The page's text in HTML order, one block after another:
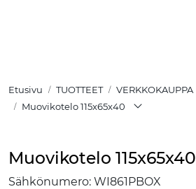
Etusivu TUOTTEET
VERKKOKAUPPA
Muovikotelo 115x65x40
Muovikotelo 115x65x40
Sähkönumero: WI861PBOX
RATKAISUT
YHTEYSTIEDOT